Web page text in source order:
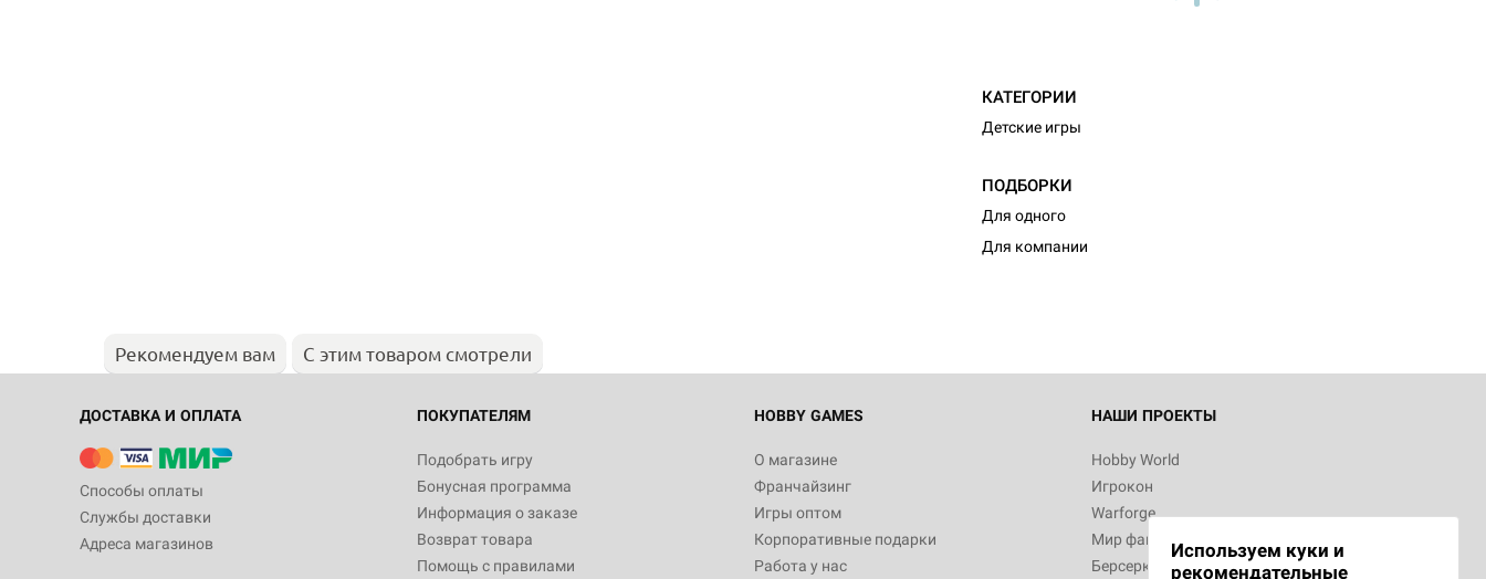
КАТЕГОРИИ
Детские игры
ПОДБОРКИ
Для одного
Для компании
Рекомендуем вам С этим товаром смотрели
ДОСТАВКА И ОПЛАТА
Способы оплаты
Службы доставки
Адреса магазинов
ПОКУПАТЕЛЯМ
Подобрать игру
Бонусная программа
Информация о заказе
Возврат товара
Помощь с правилами
HOBBY GAMES
О магазине
Франчайзинг
Игры оптом
Корпоративные подарки
Работа у нас
НАШИ ПРОЕКТЫ
Hobby World
Игрокон
Warforge
Мир фантастики
Берсерк
Используем куки и
рекомендательные